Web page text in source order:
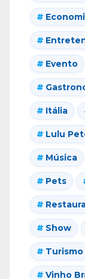
Evento
Itália
Lulu
Música
Pets
Show
Turismo
Vinho